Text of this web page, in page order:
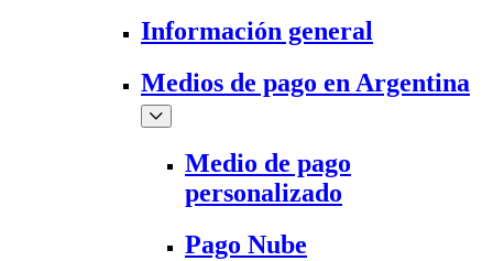
Información general
Medios de pago en Argentina
Medio de pago
personalizado
Pago Nube